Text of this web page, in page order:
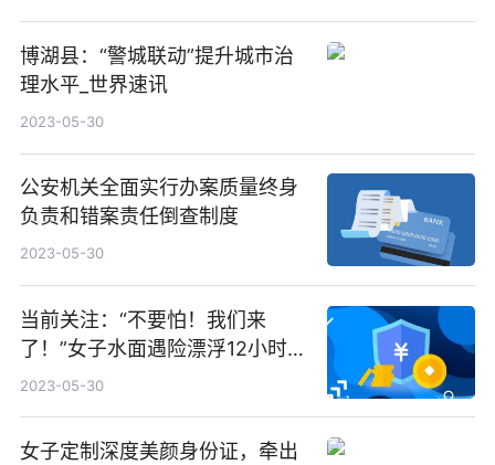
博湖县：“警城联动”提升城市治
理水平_世界速讯
2023-05-30
公安机关全面实行办案质量终身
负责和错案责任倒查制度
2023-05-30
当前关注：“不要怕！我们来
了！”女子水面遇险漂浮12小时，
幸有他们从天而降……
2023-05-30
女子定制深度美颜身份证，牵出